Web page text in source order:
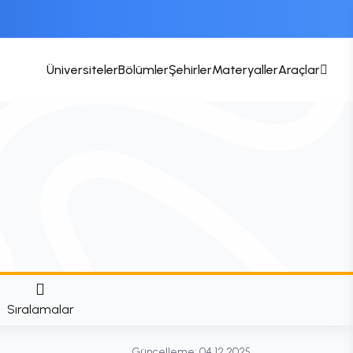
ÜniversitelerBölümlerŞehirlerMateryallerAraçlar
Sıralamalar